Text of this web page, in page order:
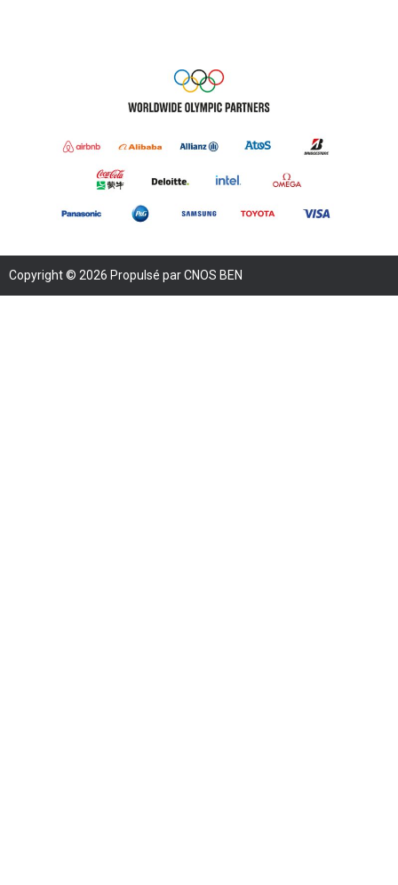
Copyright © 2026 Propulsé par CNOS BEN